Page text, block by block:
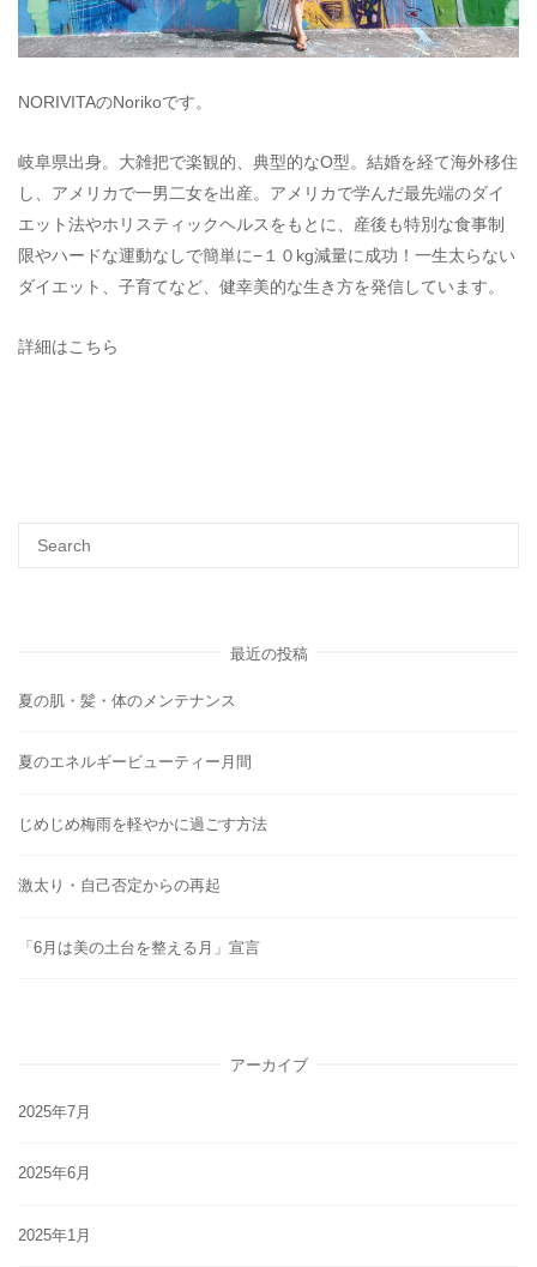
NORIVITAのNorikoです。
岐阜県出身。大雑把で楽観的、典型的なO型。結婚を経て海外移住
し、アメリカで一男二女を出産。アメリカで学んだ最先端のダイ
エット法やホリスティックヘルスをもとに、産後も特別な食事制
限やハードな運動なしで簡単に−１０kg減量に成功！一生太らない
ダイエット、子育てなど、健幸美的な生き方を発信しています。
詳細はこちら
最近の投稿
夏の肌・髪・体のメンテナンス
夏のエネルギービューティー月間
じめじめ梅雨を軽やかに過ごす方法
激太り・自己否定からの再起
「6月は美の土台を整える月」宣言
アーカイブ
2025年7月
2025年6月
2025年1月